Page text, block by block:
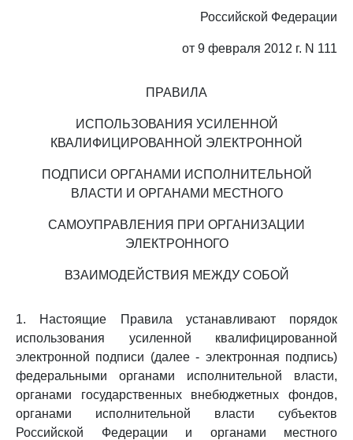
Российской Федерации
от 9 февраля 2012 г. N 111
ПРАВИЛА
ИСПОЛЬЗОВАНИЯ УСИЛЕННОЙ
КВАЛИФИЦИРОВАННОЙ ЭЛЕКТРОННОЙ
ПОДПИСИ ОРГАНАМИ ИСПОЛНИТЕЛЬНОЙ
ВЛАСТИ И ОРГАНАМИ МЕСТНОГО
САМОУПРАВЛЕНИЯ ПРИ ОРГАНИЗАЦИИ
ЭЛЕКТРОННОГО
ВЗАИМОДЕЙСТВИЯ МЕЖДУ СОБОЙ
1. Настоящие Правила устанавливают порядок
использования усиленной квалифицированной
электронной подписи (далее - электронная подпись)
федеральными органами исполнительной власти,
органами государственных внебюджетных фондов,
органами исполнительной власти субъектов
Российской Федерации и органами местного